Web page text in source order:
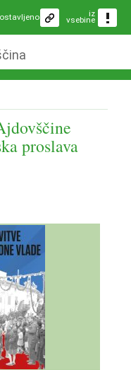
iz
vsebine
proslava